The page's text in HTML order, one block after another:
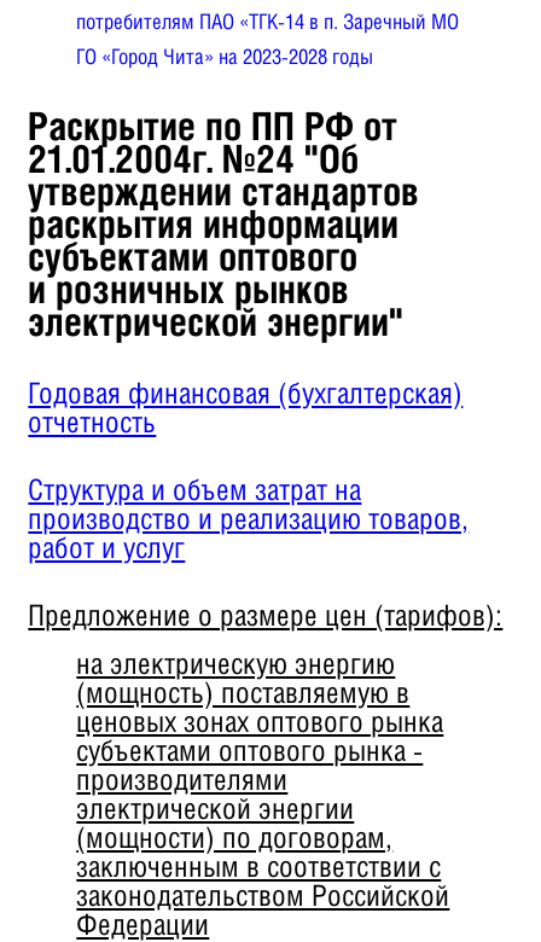
потребителям ПАО «ТГК-14 в п. Заречный МО
ГО «Город Чита» на 2023-2028 годы
Раскрытие по ПП РФ от
21.01.2004г. №24 "Об
утверждении стандартов
раскрытия информации
субъектами оптового
и розничных рынков
электрической энергии"
Годовая финансовая (бухгалтерская)
отчетность
Структура и объем затрат на
производство и реализацию товаров,
работ и услуг
Предложение о размере цен (тарифов):
на электрическую энергию
(мощность) поставляемую в
ценовых зонах оптового рынка
субъектами оптового рынка -
производителями
электрической энергии
(мощности) по договорам,
заключенным в соответствии с
законодательством Российской
Федерации